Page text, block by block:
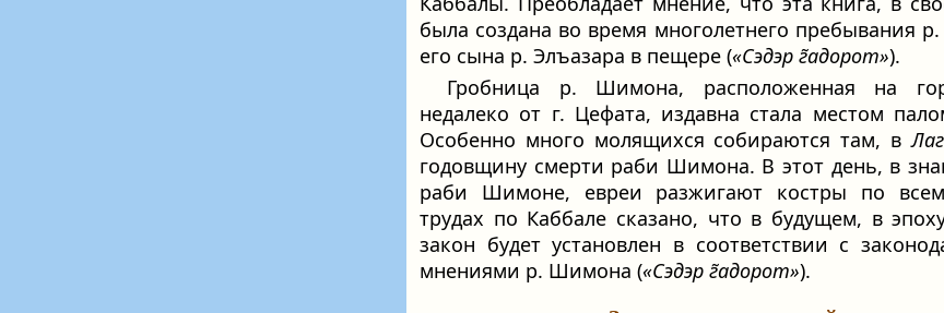
была создана во время многолетнего пребывания
его сына р. Элъазара в пещере («Сэдэр г̃адорот»).
Гробница р. Шимона, расположенная на
недалеко от г. Цефата, издавна стала местом
Особенно много молящихся собираются там, в
годовщину смерти раби Шимона. В этот день, в
раби Шимоне, евреи разжигают костры по
трудах по Каббале сказано, что в будущем, в
закон будет установлен в соответствии с
мнениями р. Шимона («Сэдэр г̃адорот»).